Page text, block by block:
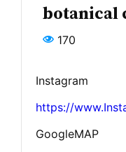
botanical
170
Instagram
https://
GoogleMAP